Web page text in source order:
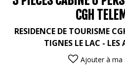
CGH
RESIDENCE DE TOURISME
TIGNES LE LAC - LES
Ajouter à ma